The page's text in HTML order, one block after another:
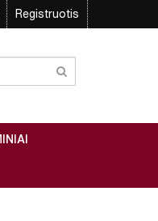
Registruotis